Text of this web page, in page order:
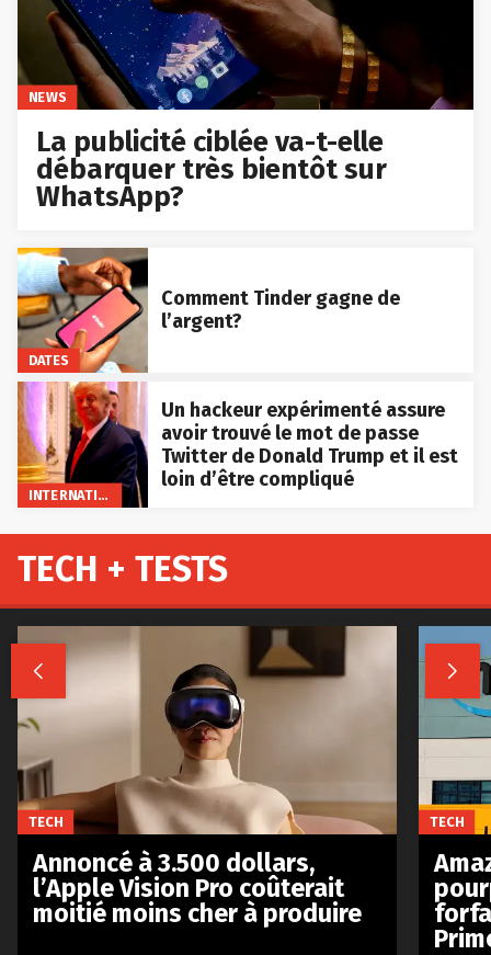
NEWS
La publicité ciblée va-t-elle
débarquer très bientôt sur
WhatsApp?
DATES
Comment Tinder gagne de
l’argent?
INTERNATIONAL
Un hackeur expérimenté assure
avoir trouvé le mot de passe
Twitter de Donald Trump et il est
loin d’être compliqué
TECH + TESTS
 
TECH
Annoncé à 3.500 dollars,
l’Apple Vision Pro coûterait
moitié moins cher à produire
TECH